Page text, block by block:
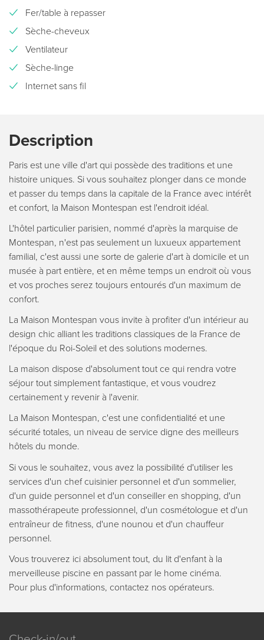
Fer/table à repasser
Sèche-cheveux
Ventilateur
Sèche-linge
Internet sans fil
Description
Paris est une ville d'art qui possède des traditions et une
histoire uniques. Si vous souhaitez plonger dans ce monde
et passer du temps dans la capitale de la France avec intérêt
et confort, la Maison Montespan est l'endroit idéal.
L'hôtel particulier parisien, nommé d'après la marquise de
Montespan, n'est pas seulement un luxueux appartement
familial, c'est aussi une sorte de galerie d'art à domicile et un
musée à part entière, et en même temps un endroit où vous
et vos proches serez toujours entourés d'un maximum de
confort.
La Maison Montespan vous invite à profiter d'un intérieur au
design chic alliant les traditions classiques de la France de
l'époque du Roi-Soleil et des solutions modernes.
La maison dispose d'absolument tout ce qui rendra votre
séjour tout simplement fantastique, et vous voudrez
certainement y revenir à l'avenir.
La Maison Montespan, c'est une confidentialité et une
sécurité totales, un niveau de service digne des meilleurs
hôtels du monde.
Si vous le souhaitez, vous avez la possibilité d'utiliser les
services d'un chef cuisinier personnel et d'un sommelier,
d'un guide personnel et d'un conseiller en shopping, d'un
massothérapeute professionnel, d'un cosmétologue et d'un
entraîneur de fitness, d'une nounou et d'un chauffeur
personnel.
Vous trouverez ici absolument tout, du lit d'enfant à la
merveilleuse piscine en passant par le home cinéma.
Pour plus d'informations, contactez nos opérateurs.